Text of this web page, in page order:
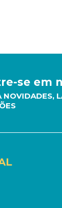
se em
NOVIDADES,